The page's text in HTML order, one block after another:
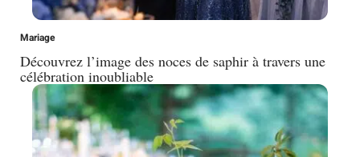
Mariage
Découvrez l’image des noces de saphir à travers une
célébration inoubliable